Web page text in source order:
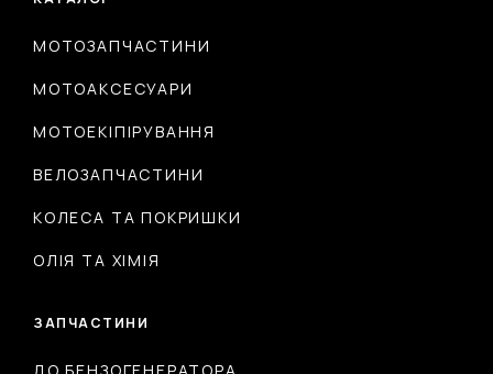
МОТОЗАПЧАСТИНИ
МОТОАКСЕСУАРИ
МОТОЕКІПІРУВАННЯ
ВЕЛОЗАПЧАСТИНИ
КОЛЕСА ТА ПОКРИШКИ
ОЛІЯ ТА ХІМІЯ
ЗАПЧАСТИНИ